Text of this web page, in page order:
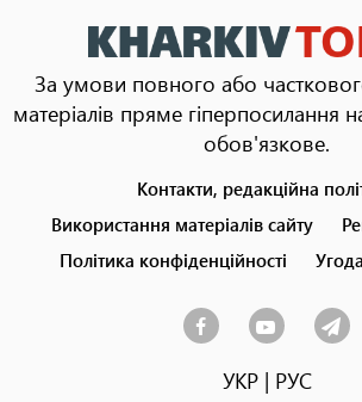
За умови повного або
матеріалів пряме гіперпосилання
обов'язкове.
menu
Контакти, редакційна
Використання матеріалів сайту
Політика конфіденційності
УКР| РУС